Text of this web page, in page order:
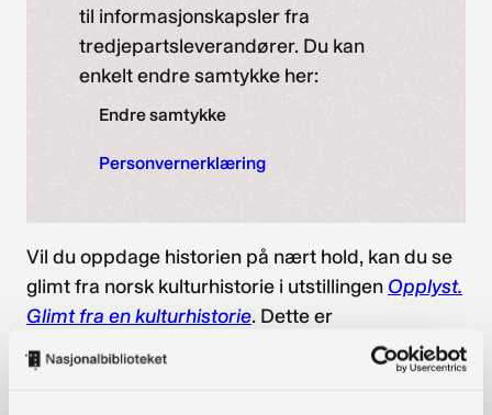
til informasjonskapsler fra
tredjepartsleverandører. Du kan
enkelt endre samtykke her:
Endre samtykke
Personvernerklæring
Vil du oppdage historien på nært hold, kan du se
glimt fra norsk kulturhistorie i utstillingen Opplyst.
Glimt fra en kulturhistorie. Dette er
Nasjonalbibliotekets permanentutstilling. Her kan
alle se og lytte til noen av de mest unike,